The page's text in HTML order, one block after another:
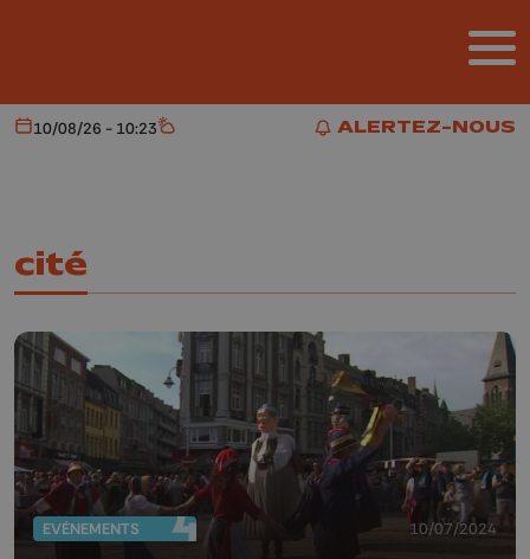
ALERTEZ-NOUS
ALERTEZ-NOUS
Aujourd'hui
10/08/26 - 10:23 Météo
cité
EVÈNEMENTS 10/07/2024